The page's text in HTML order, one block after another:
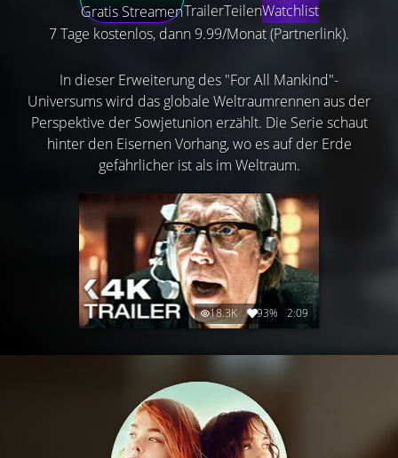
Gratis StreamenTrailerTeilenWatchlist
7 Tage kostenlos, dann 9.99/Monat (Partnerlink).
In dieser Erweiterung des "For All Mankind"-
Universums wird das globale Weltraumrennen aus der
Perspektive der Sowjetunion erzählt. Die Serie schaut
hinter den Eisernen Vorhang, wo es auf der Erde
gefährlicher ist als im Weltraum.
18.3K 93% 2:09